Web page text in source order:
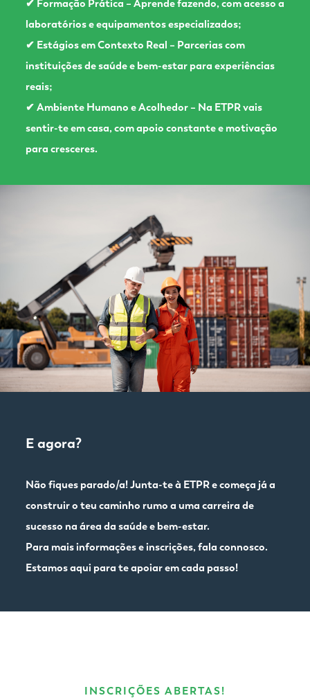
✔ Formação Prática – Aprende fazendo, com acesso a
laboratórios e equipamentos especializados;
✔ Estágios em Contexto Real – Parcerias com
instituições de saúde e bem-estar para experiências
reais;
✔ Ambiente Humano e Acolhedor – Na ETPR vais
sentir-te em casa, com apoio constante e motivação
para cresceres.
E agora?
Não fiques parado/a! Junta-te à ETPR e começa já a
construir o teu caminho rumo a uma carreira de
sucesso na área da saúde e bem-estar.
Para mais informações e inscrições, fala connosco.
Estamos aqui para te apoiar em cada passo!
INSCRIÇÕES ABERTAS!